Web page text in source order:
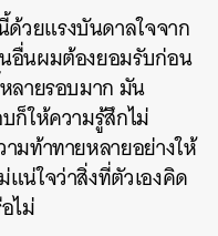
ด้วยแรงบันดาลใจจาก
อื่นผมต้องยอมรับก่อน
ลายรอบมาก มัน
ก็ให้ความรู้สึกไม่
มท้าทายหลายอย่างให้
น่ใจว่าสิ่งที่ตัวเองคิด
ไม่